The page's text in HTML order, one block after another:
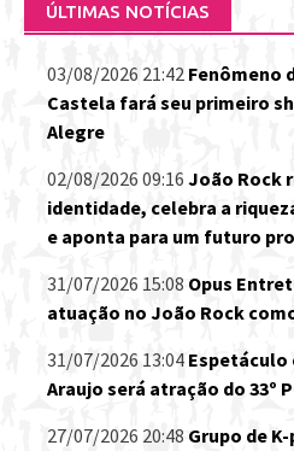
ÚLTIMAS NOTÍCIAS
03/08/2026 21:42 Fenômeno
Castela fará seu primeiro
Alegre
02/08/2026 09:16 João Rock
identidade, celebra a
e aponta para um futuro
31/07/2026 15:08 Opus
atuação no João Rock
31/07/2026 13:04 Espetáculo
Araujo será atração do 33º
27/07/2026 20:48 Grupo de